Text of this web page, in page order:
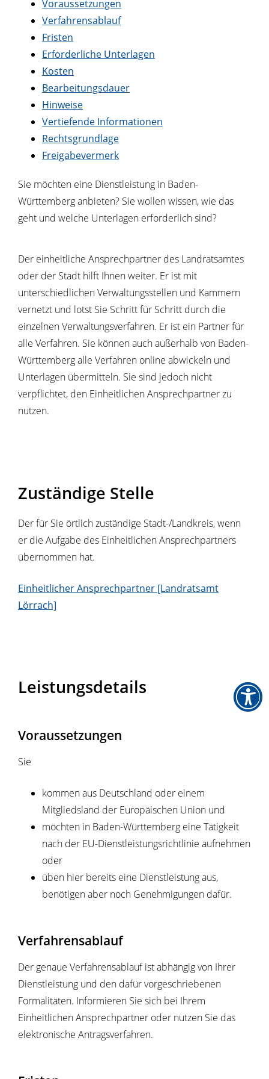
Voraussetzungen
Verfahrensablauf
Fristen
Erforderliche Unterlagen
Kosten
Bearbeitungsdauer
Hinweise
Vertiefende Informationen
Rechtsgrundlage
Freigabevermerk
Sie möchten eine Dienstleistung in Baden-
Württemberg anbieten? Sie wollen wissen, wie das
geht und welche Unterlagen erforderlich sind?
Der einheitliche Ansprechpartner des Landratsamtes
oder der Stadt hilft Ihnen weiter. Er ist mit
unterschiedlichen Verwaltungsstellen und Kammern
vernetzt und lotst Sie Schritt für Schritt durch die
einzelnen Verwaltungsverfahren. Er ist ein Partner für
alle Verfahren. Sie können auch außerhalb von Baden-
Württemberg alle Verfahren online abwickeln und
Unterlagen übermitteln. Sie sind jedoch nicht
verpflichtet, den Einheitlichen Ansprechpartner zu
nutzen.
Zuständige Stelle
Der für Sie örtlich zuständige Stadt-/Landkreis, wenn
er die Aufgabe des Einheitlichen Ansprechpartners
übernommen hat.
Einheitlicher Ansprechpartner [Landratsamt
Lörrach]
Leistungsdetails
Voraussetzungen
Sie
kommen aus Deutschland oder einem
Mitgliedsland der Europäischen Union und
möchten in Baden-Württemberg eine Tätigkeit
nach der EU-Dienstleistungsrichtlinie aufnehmen
oder
üben hier bereits eine Dienstleistung aus,
benötigen aber noch Genehmigungen dafür.
Verfahrensablauf
Der genaue Verfahrensablauf ist abhängig von Ihrer
Dienstleistung und den dafür vorgeschriebenen
Formalitäten. Informieren Sie sich bei Ihrem
Einheitlichen Ansprechpartner oder nutzen Sie das
elektronische Antragsverfahren.